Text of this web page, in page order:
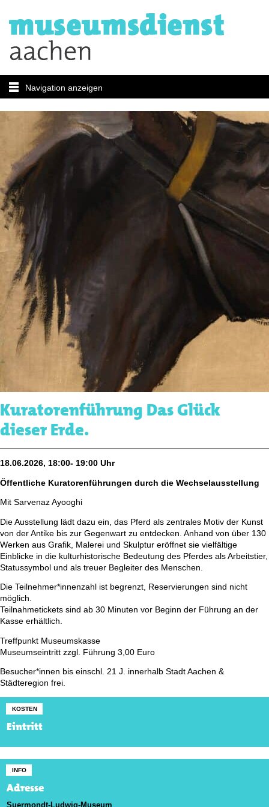
Navigation anzeigen
Kuratorenführung Das Glück
dieser Erde.
18.06.2026, 18:00- 19:00 Uhr
Öffentliche Kuratorenführungen durch die Wechselausstellung
Mit Sarvenaz Ayooghi
Die Ausstellung lädt dazu ein, das Pferd als zentrales Motiv der Kunst
von der Antike bis zur Gegenwart zu entdecken. Anhand von über 130
Werken aus Grafik, Malerei und Skulptur eröffnet sie vielfältige
Einblicke in die kulturhistorische Bedeutung des Pferdes als Arbeitstier,
Statussymbol und als treuer Begleiter des Menschen.
Die Teilnehmer*innenzahl ist begrenzt, Reservierungen sind nicht
möglich.
Teilnahmetickets sind ab 30 Minuten vor Beginn der Führung an der
Kasse erhältlich.
Treffpunkt Museumskasse
Museumseintritt zzgl. Führung 3,00 Euro
Besucher*innen bis einschl. 21 J. innerhalb Stadt Aachen &
Städteregion frei.
KOSTEN
Eintritt
INFO
Adresse
Suermondt-Ludwig-Museum